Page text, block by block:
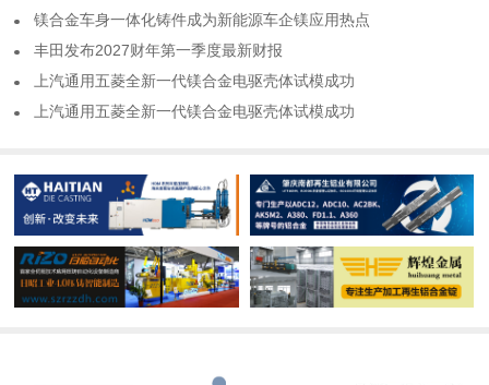
​镁合金车身一体化铸件成为新能源车企镁应用热点
​丰田发布2027财年第一季度最新财报
​上汽通用五菱全新一代镁合金电驱壳体试模成功
​上汽通用五菱全新一代镁合金电驱壳体试模成功